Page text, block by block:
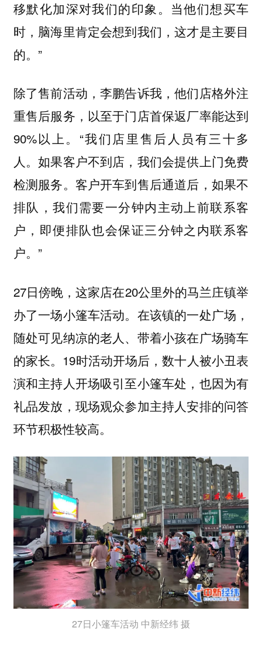
移默化加深对我们的印象。当他们想买车
时，脑海里肯定会想到我们，这才是主要目
的。”
除了售前活动，李鹏告诉我，他们店格外注
重售后服务，以至于门店首保返厂率能达到
90%以上。“我们店里售后人员有三十多
人。如果客户不到店，我们会提供上门免费
检测服务。客户开车到售后通道后，如果不
排队，我们需要一分钟内主动上前联系客
户，即便排队也会保证三分钟之内联系客
户。”
27日傍晚，这家店在20公里外的马兰庄镇举
办了一场小篷车活动。在该镇的一处广场，
随处可见纳凉的老人、带着小孩在广场骑车
的家长。19时活动开场后，数十人被小丑表
演和主持人开场吸引至小篷车处，也因为有
礼品发放，现场观众参加主持人安排的问答
环节积极性较高。
27日小篷车活动 中新经纬 摄